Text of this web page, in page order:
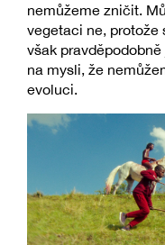
nemůžeme zničit.
vegetaci ne, protože
však
na mysli, že
evoluci.